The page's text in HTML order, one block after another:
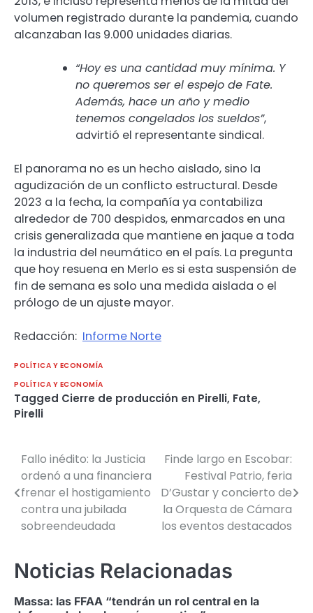
volumen registrado durante la pandemia, cuando
alcanzaban las 9.000 unidades diarias.
“Hoy es una cantidad muy mínima. Y
no queremos ser el espejo de Fate.
Además, hace un año y medio
tenemos congelados los sueldos”,
advirtió el representante sindical.
El panorama no es un hecho aislado, sino la
agudización de un conflicto estructural. Desde
2023 a la fecha, la compañía ya contabiliza
alrededor de 700 despidos, enmarcados en una
crisis generalizada que mantiene en jaque a toda
la industria del neumático en el país. La pregunta
que hoy resuena en Merlo es si esta suspensión de
fin de semana es solo una medida aislada o el
prólogo de un ajuste mayor.
Redacción: Informe Norte
POLÍTICA Y ECONOMÍA
POLÍTICA Y ECONOMÍA
Tagged Cierre de producción en Pirelli, Fate,
Pirelli
Navegación
de
entradas
Fallo inédito: la Justicia
ordenó a una financiera
frenar el hostigamiento
contra una jubilada
sobreendeudada
Finde largo en Escobar:
Festival Patrio, feria
D’Gustar y concierto de
la Orquesta de Cámara
los eventos destacados
Noticias Relacionadas
Massa: las FFAA “tendrán un rol central en la